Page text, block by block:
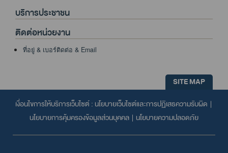
บริการประชาชน
ติดต่อหน่วยงาน
ที่อยู่ & เบอร์ติดต่อ & Email
SITE MAP
เงื่อนไขการให้บริการเว็บไซต์ : นโยบายเว็บไซต์และการปฏิเสธความรับผิด |
นโยบายการคุ้มครองข้อมูลส่วนบุคคล | นโยบายความปลอดภัย